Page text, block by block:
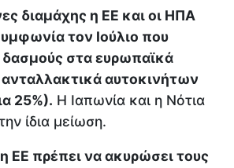
διαμάχης η ΕΕ και οι ΗΠΑ
τον Ιούλιο που
δασμούς στα ευρωπαϊκά
ανταλλακτικά αυτοκινήτων
25%). Η Ιαπωνία και η Νότια
ίδια μείωση.
ΕΕ πρέπει να ακυρώσει τους